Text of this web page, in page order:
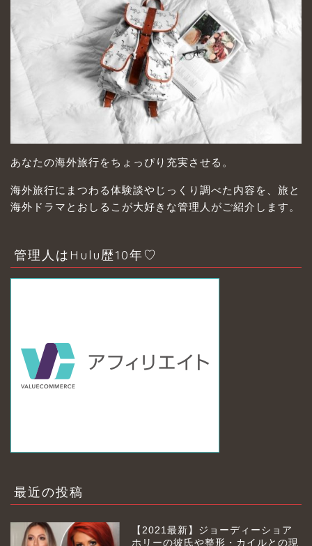
あなたの海外旅行をちょっぴり充実させる。
海外旅行にまつわる体験談やじっくり調べた内容を、旅と
海外ドラマとおしるこが大好きな管理人がご紹介します。
管理人はHulu歴10年♡
最近の投稿
【2021最新】ジョーディーショア
ホリーの彼氏や整形・カイルとの現